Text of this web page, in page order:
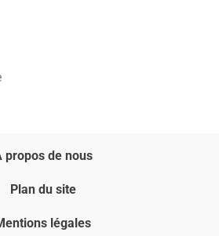
propos de nous
Plan du site
légales